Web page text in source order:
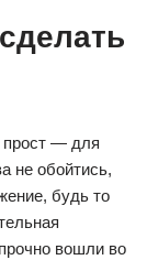
прост — для
не обойтись,
будь то
вошли во